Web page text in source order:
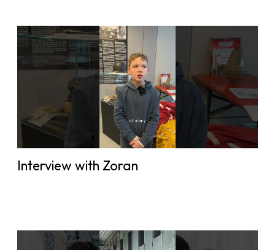
Interview with Zoran